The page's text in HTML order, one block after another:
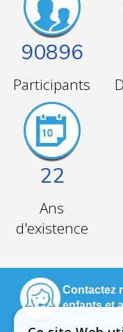
90896
Participants
22
Ans
d'existence
Contactez
enfants et
Nos